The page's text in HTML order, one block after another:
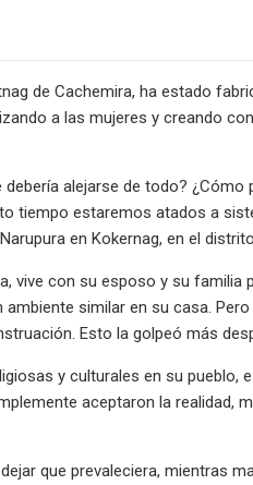
de Cachemira, ha estado
a las mujeres y creando
alejarse de todo?
tiempo estaremos atados a
en Kokernag, en el
vive con su esposo y su familia
similar en su casa.
Esto la golpeó más
y culturales en su
aceptaron la realidad,
que prevaleciera, mientras